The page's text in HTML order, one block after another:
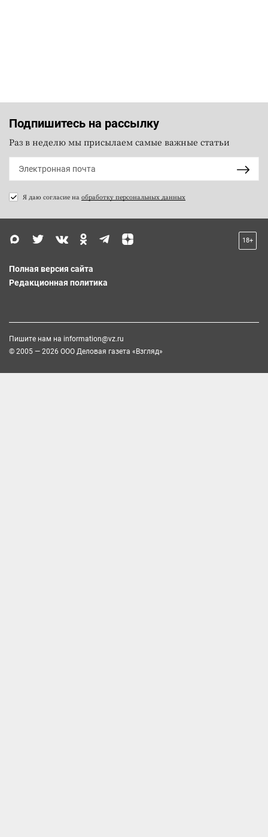
Подпишитесь на рассылку
Раз в неделю мы присылаем самые важные статьи
Я даю согласие на обработку персональных данных
18+
Полная версия сайта
Редакционная политика
Пишите нам на information@vz.ru
© 2005 — 2026 ООО Деловая газета «Взгляд»